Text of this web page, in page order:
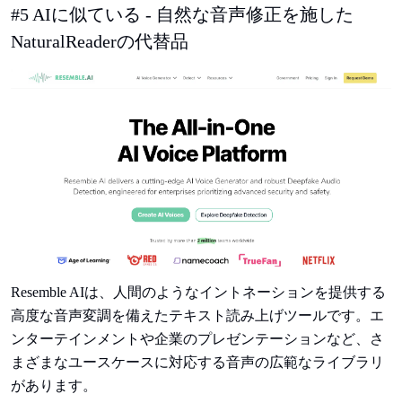
#5 AIに似ている - 自然な音声修正を施した
NaturalReaderの代替品
Resemble AIは、人間のようなイントネーションを提供する
高度な音声変調を備えたテキスト読み上げツールです。エ
ンターテインメントや企業のプレゼンテーションなど、さ
まざまなユースケースに対応する音声の広範なライブラリ
があります。